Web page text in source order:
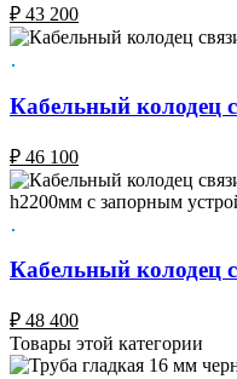
₽ 43 200
Кабельный колодец
₽ 46 100
Кабельный колодец
₽ 48 400
Товары этой категории